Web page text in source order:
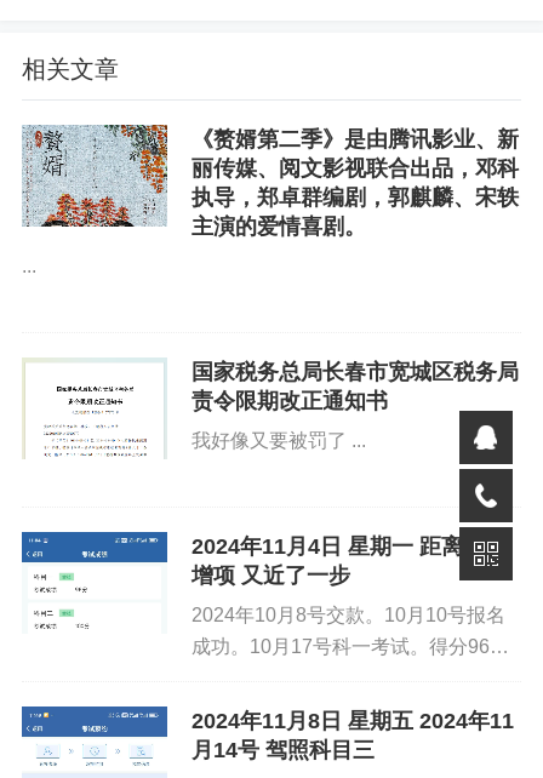
财务总监原话。你是真不负责呀。于是，今天下午，我给
总经理发了一篇文。结果，就是我现在在这吐槽呢 。内
该卡类型自 2024 年 10 月开始售卖，目前截至到
相关文章
《赘婿第二季》是由腾讯影业、新
丽传媒、阅文影视联合出品，邓科
执导，郑卓群编剧，郭麒麟、宋轶
主演的爱情喜剧。
...
国家税务总局长春市宽城区税务局
责令限期改正通知书
我好像又要被罚了 ...
2024年11月4日 星期一 距离驾照
增项 又近了一步
2024年10月8号交款。10月10号报名
成功。10月17号科一考试。得分96
车。共计练车12天，每天往返35公
里，坚持12天。共计420公里，共计练
2024年11月8日 星期五 2024年11
月14号 驾照科目三